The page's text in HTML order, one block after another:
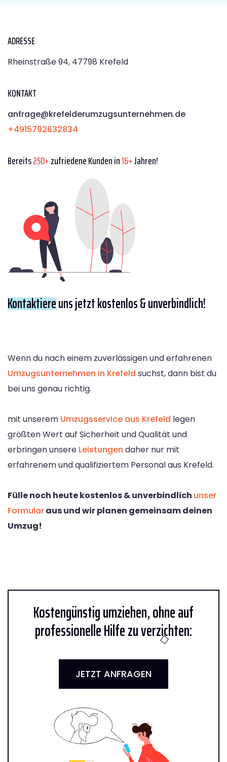
ADRESSE
Rheinstraße 94, 47798 Krefeld
KONTAKT
anfrage@krefelderumzugsunternehmen.de
+4915792632834
Bereits250+zufriedene Kunden in16+Jahren!
Kontaktiereuns jetzt kostenlos & unverbindlich!
Wenn du nach einem zuverlässigen und erfahrenen
Umzugsunternehmen in Krefeld suchst, dann bist du
bei uns genau richtig.
mit unserem Umzugsservice aus Krefeld legen
größten Wert auf Sicherheit und Qualität und
erbringen unsere Leistungen daher nur mit
erfahrenem und qualifiziertem Personal aus Krefeld.
Fülle noch heute kostenlos & unverbindlich unser
Formularaus und wir planen gemeinsam deinen
Umzug!
Kostengünstig umziehen, ohne auf
professionelle Hilfe zu verzichten:
JETZT ANFRAGEN